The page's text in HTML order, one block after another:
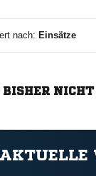
nach: Einsätze
AKTUELLE